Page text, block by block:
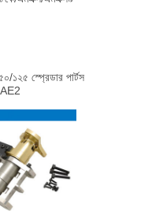
১২৫ স্প্রেডার পার্টস